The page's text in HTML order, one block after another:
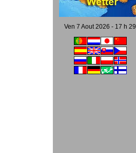
Ven 7 Aout 2026 - 17 h 29